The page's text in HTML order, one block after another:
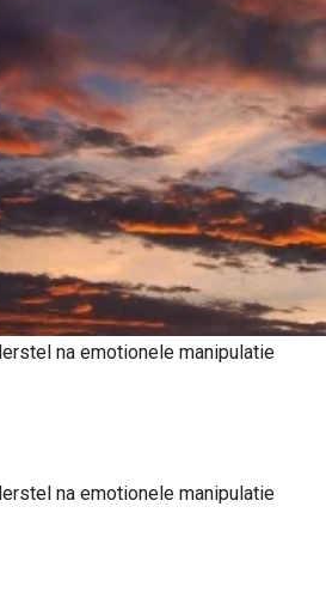
na emotionele manipulatie
na emotionele manipulatie